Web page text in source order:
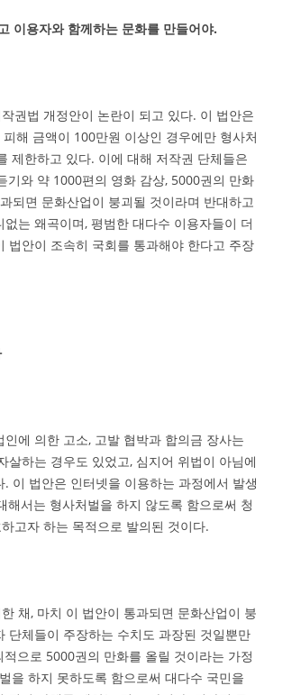
이용자와 함께하는 문화를 만들어야.
권법 개정안이 논란이 되고 있다. 이 법안은
해 금액이 100만원 이상인 경우에만 형사처
제한하고 있다. 이에 대해 저작권 단체들은
기와 약 1000편의 영화 감상, 5000권의 만화
되면 문화산업이 붕괴될 것이라며 반대하고
는 왜곡이며, 평범한 대다수 이용자들이 더
법안이 조속히 국회를 통과해야 한다고 주장
에 의한 고소, 고발 협박과 합의금 장사는
하는 경우도 있었고, 심지어 위법이 아님에
이 법안은 인터넷을 이용하는 과정에서 발생
서는 형사처벌을 하지 않도록 함으로써 청
고자 하는 목적으로 발의된 것이다.
채, 마치 이 법안이 통과되면 문화산업이 붕
단체들이 주장하는 수치도 과장된 것일뿐만
으로 5000권의 만화를 올릴 것이라는 가정
을 하지 못하도록 함으로써 대다수 국민을